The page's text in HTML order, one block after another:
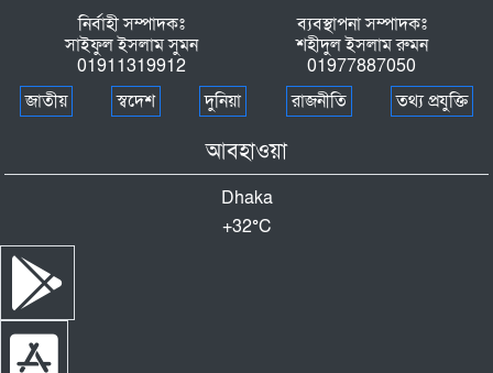
নির্বাহী সম্পাদকঃ
সাইফুল ইসলাম সুমন
01911319912
ব্যবস্থাপনা সম্পাদকঃ
শহীদুল ইসলাম রুমন
01977887050
জাতীয়
স্বদেশ দুনিয়া রাজনীতি তথ্য প্রযুক্তি
আবহাওয়া
Dhaka
+32°C